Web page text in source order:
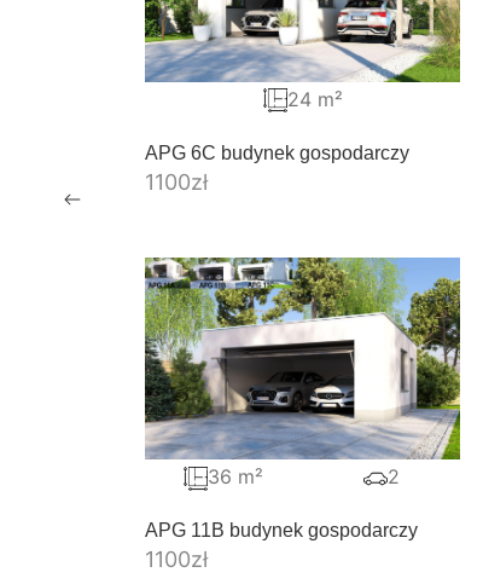
APG 6C budynek gospodarczy
1100zł
24 m²
APG 11B budynek gospodarczy
1100zł
36 m² 2